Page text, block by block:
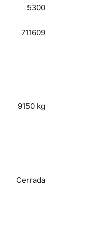
5300
711609
9150 kg
Cerrada